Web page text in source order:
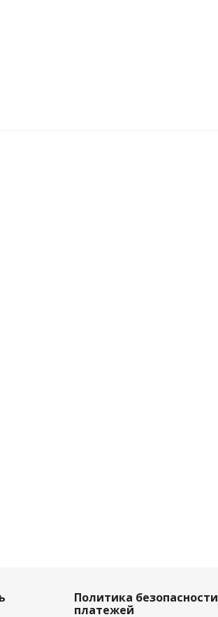
Политика безопасности
платежей